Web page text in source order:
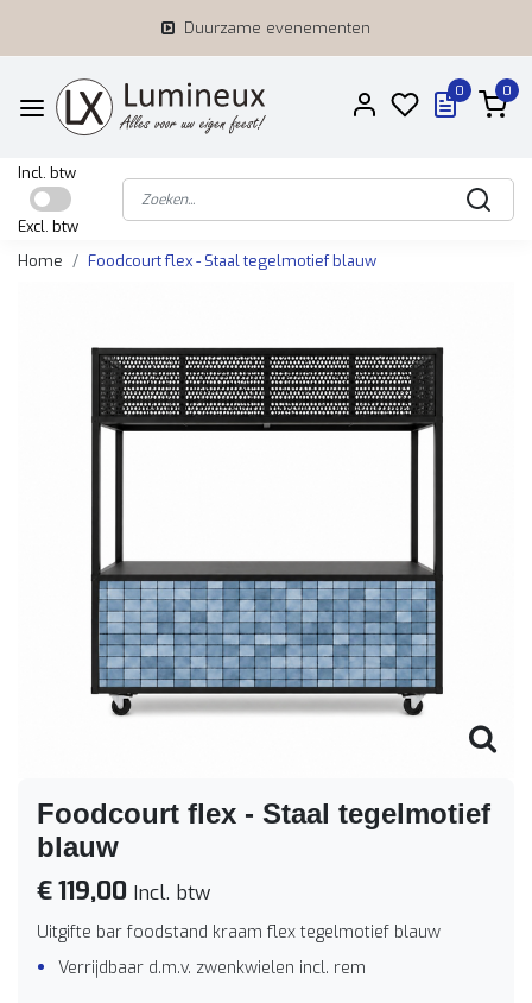
Duurzame evenementen
0 0
Incl. btw
Excl. btw
Home
Foodcourt flex - Staal tegelmotief blauw
Foodcourt flex - Staal tegelmotief
blauw
€ 119,00 Incl. btw
Uitgifte bar foodstand kraam flex tegelmotief blauw
Verrijdbaar d.m.v. zwenkwielen incl. rem